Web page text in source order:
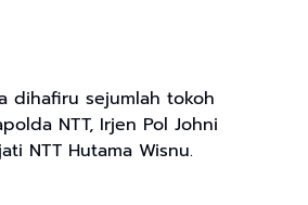
dihafiru sejumlah tokoh
NTT, Irjen Pol Johni
NTT Hutama Wisnu.